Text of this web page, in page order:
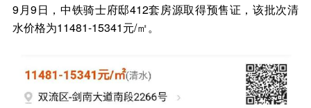
9月9日，中铁骑士府邸412套房源取得预售证，该批次清
水价格为11481-15341元/㎡。